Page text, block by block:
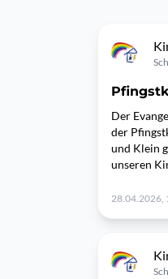
Der
der
und Klein
unseren
28.04.2026,